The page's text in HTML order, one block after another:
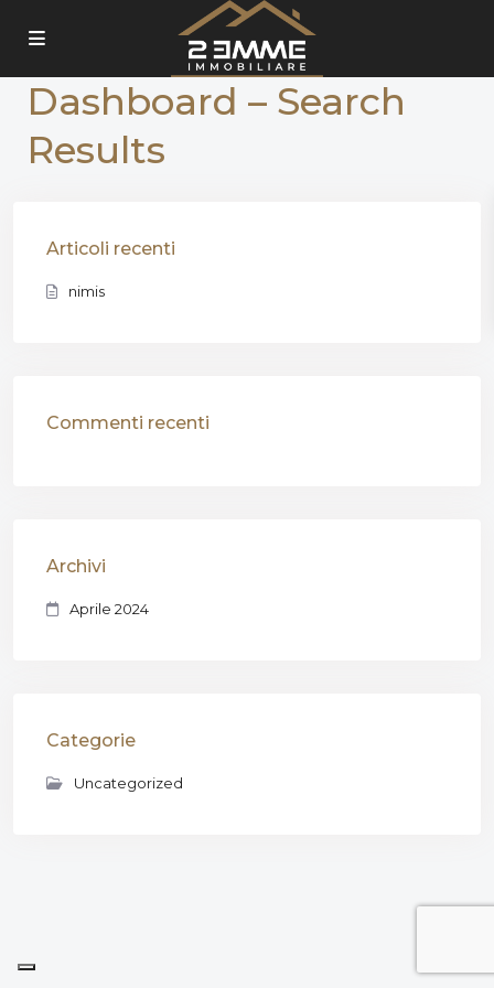
Dashboard – Search
Results
Articoli recenti
nimis
Commenti recenti
Archivi
Aprile 2024
Categorie
Uncategorized